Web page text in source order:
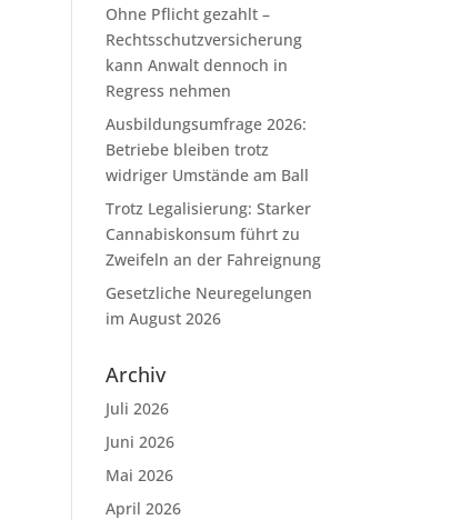
Ohne Pflicht gezahlt –
Rechtsschutzversicherung
kann Anwalt dennoch in
Regress nehmen
Ausbildungsumfrage 2026:
Betriebe bleiben trotz
widriger Umstände am Ball
Trotz Legalisierung: Starker
Cannabiskonsum führt zu
Zweifeln an der Fahreignung
Gesetzliche Neuregelungen
im August 2026
Archiv
Juli 2026
Juni 2026
Mai 2026
April 2026